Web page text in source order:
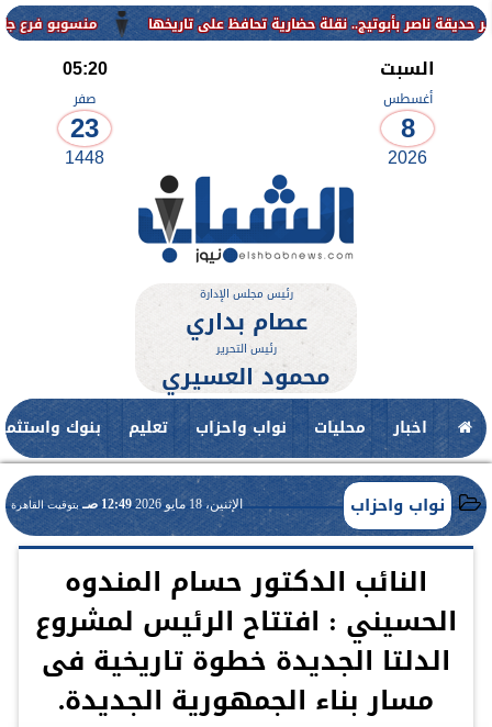
منسوبو فرع جامعة الأزهر
السبت
أغسطس
8
2026
05:20
صفر
23
1448
رئيس مجلس الإدارة
عصام بداري
رئيس التحرير
محمود العسيري
اخبار محليات نواب واحزاب تعليم بنوك
نواب واحزاب الإثنين، 18 مايو 2026 12:49 صـ بتوقيت القاهرة
النائب الدكتور حسام المندوه
الحسيني : افتتاح الرئيس لمشروع
الدلتا الجديدة خطوة تاريخية فى
مسار بناء الجمهورية الجديدة.